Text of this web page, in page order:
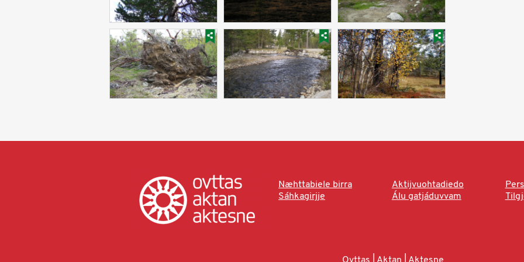
Næhttabiele birra Aktijvuohtadiedo
Sáhkagirjje
Álu gatjáduvvam